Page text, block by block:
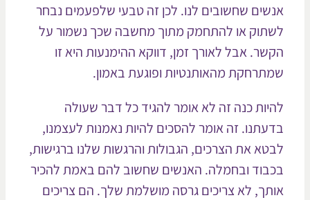
שחשובים לנו. לכן זה טבעי שלפעמים נבחר
או להתחמק מתוך מחשבה שכך נשמור על
אבל לאורך זמן, דווקא ההימנעות היא זו
מהאותנטיות ופוגעת באמון.
כנה זה לא אומר להגיד כל דבר שעולה
זה אומר להסכים להיות נאמנות לעצמנו,
את הצרכים, הגבולות והרגשות שלנו ברגישות,
ובחמלה. האנשים שחשוב להם באמת להכיר
לא צריכים גרסה מושלמת שלך. הם צריכים